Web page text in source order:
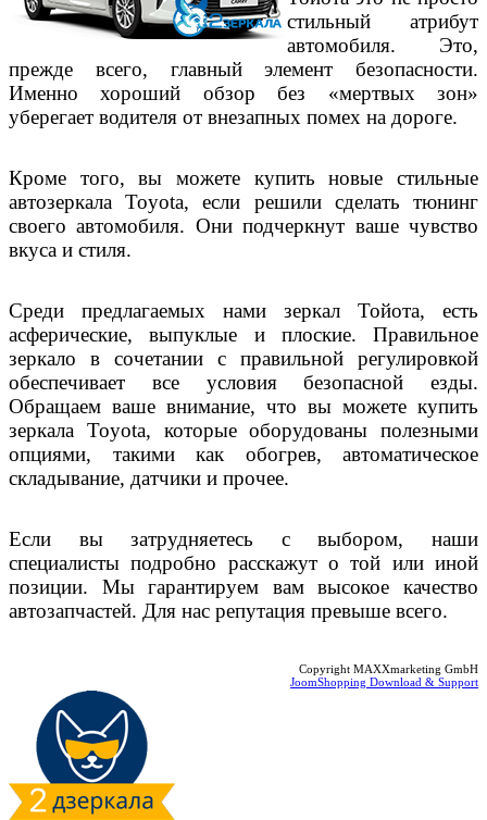
стильный атрибут
автомобиля. Это,
прежде всего, главный элемент безопасности.
Именно хороший обзор без «мертвых зон»
уберегает водителя от внезапных помех на дороге.
Кроме того, вы можете купить новые стильные
автозеркалаToyota, если решили сделать тюнинг
своего автомобиля. Они подчеркнут ваше чувство
вкуса и стиля.
Среди предлагаемых нами зеркал Тойота, есть
асферические, выпуклые и плоские. Правильное
зеркало в сочетании с правильной регулировкой
обеспечивает все условия безопасной езды.
Обращаем ваше внимание, что вы можете купить
зеркала Toyota, которые оборудованы полезными
опциями, такими как обогрев, автоматическое
складывание, датчики и прочее.
Если вы затрудняетесь с выбором, наши
специалисты подробно расскажут о той или иной
позиции. Мы гарантируем вам высокое качество
автозапчастей. Для нас репутация превыше всего.
Copyright MAXXmarketing GmbH
JoomShopping Download & Support